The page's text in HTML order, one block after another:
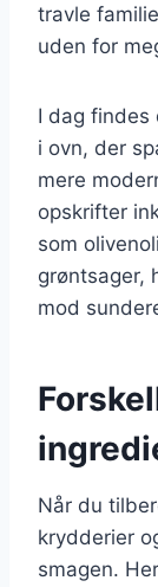
travle
uden for
I dag findes
i ovn, der
mere
opskrifter
som
grøntsager,
mod
Når du
krydderier
smagen.